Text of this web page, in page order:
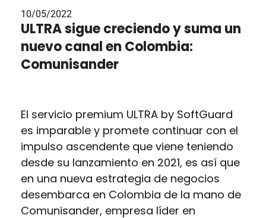
10/05/2022
ULTRA sigue creciendo y suma un
nuevo canal en Colombia:
Comunisander
El servicio premium ULTRA by SoftGuard
es imparable y promete continuar con el
impulso ascendente que viene teniendo
desde su lanzamiento en 2021, es así que
en una nueva estrategia de negocios
desembarca en Colombia de la mano de
Comunisander, empresa líder en